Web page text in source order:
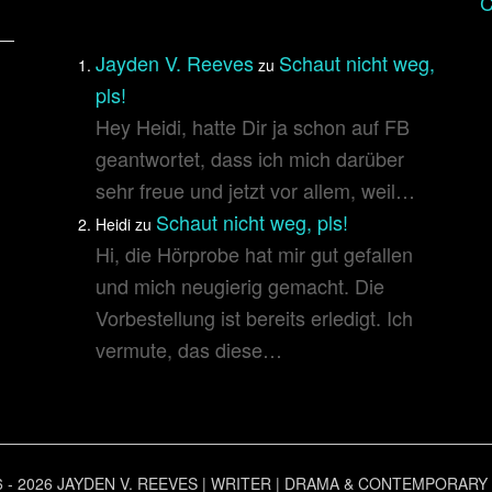
Jayden V. Reeves zu Schaut nicht weg,
pls!
Hey Heidi, hatte Dir ja schon auf FB
geantwortet, dass ich mich darüber
sehr freue und jetzt vor allem, weil…
Heidi zu Schaut nicht weg, pls!
Hi, die Hörprobe hat mir gut gefallen
und mich neugierig gemacht. Die
Vorbestellung ist bereits erledigt. Ich
vermute, das diese…
2026 JAYDEN V. REEVES | WRITER | DRAMA &